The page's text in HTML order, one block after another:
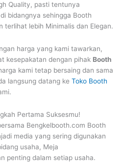
Quality, pasti tentunya
bidangnya sehingga Booth
terlihat lebih Minimalis dan Elegan.
harga yang kami tawarkan,
kesepakatan dengan pihak Booth
kami tetap bersaing dan sama
langsung datang ke Toko Booth
Pertama Suksesmu!
Bengkelbooth.com Booth
media yang sering digunakan
usaha, Meja
penting dalam setiap usaha.